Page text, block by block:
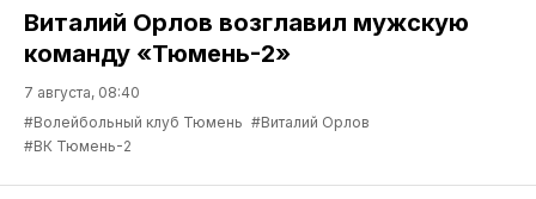
Виталий Орлов возглавил мужскую
команду «Тюмень-2»
7 августа, 08:40
#Волейбольный клуб Тюмень #Виталий Орлов
#ВК Тюмень-2